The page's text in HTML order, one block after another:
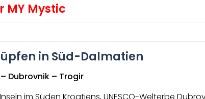
MY Mystic
in Süd-Dalmatien
Dubrovnik – Trogir